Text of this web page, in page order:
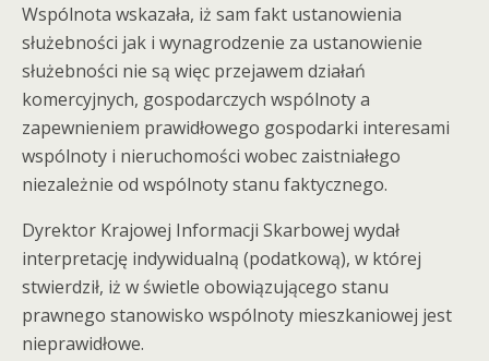
Wspólnota wskazała, iż sam fakt ustanowienia
służebności jak i wynagrodzenie za ustanowienie
służebności nie są więc przejawem działań
komercyjnych, gospodarczych wspólnoty a
zapewnieniem prawidłowego gospodarki interesami
wspólnoty i nieruchomości wobec zaistniałego
niezależnie od wspólnoty stanu faktycznego.
Dyrektor Krajowej Informacji Skarbowej wydał
interpretację indywidualną (podatkową), w której
stwierdził, iż w świetle obowiązującego stanu
prawnego stanowisko wspólnoty mieszkaniowej jest
nieprawidłowe.